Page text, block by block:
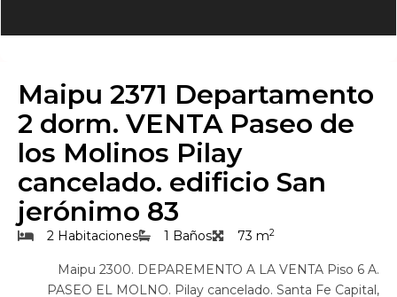
Maipu 2371 Departamento
2 dorm. VENTA Paseo de
los Molinos Pilay
cancelado. edificio San
jerónimo 83
2 Habitaciones 1 Baños 73 m2
Maipu 2300. DEPAREMENTO A LA VENTA Piso 6 A.
PASEO EL MOLNO. Pilay cancelado. Santa Fe Capital,